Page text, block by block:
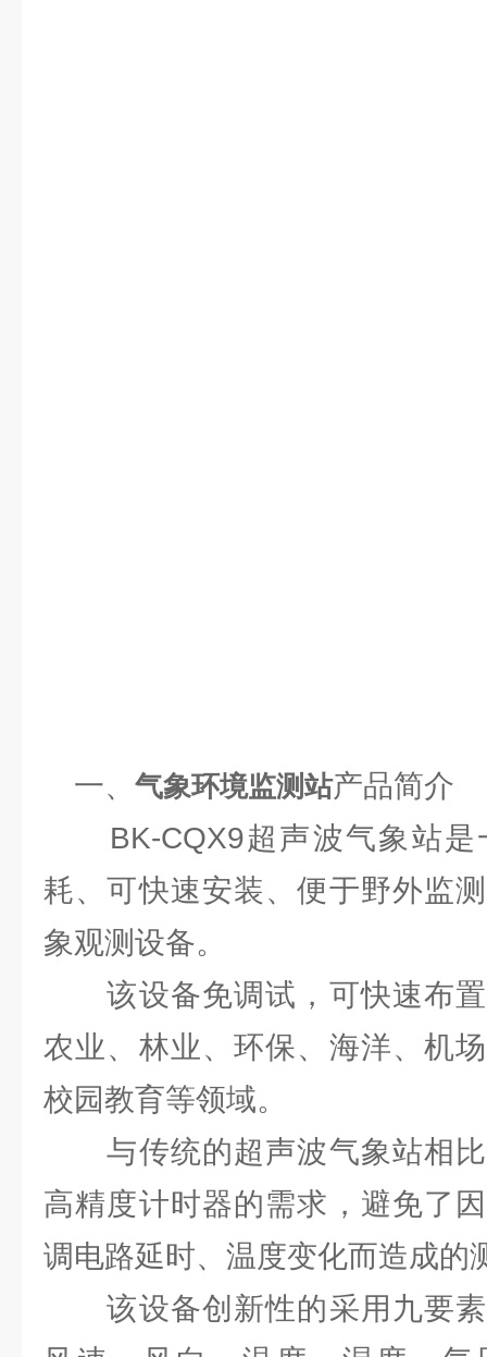
一、 气象环境监测站产品简介
BK-CQX9超声波气象站是
耗、可快速安装、便于野外监
象观测设备。
该设备免调试，可快速布置
农业、林业、环保、海洋、机
校园教育等领域。
与传统的超声波气象站相比
高精度计时器的需求，避免了
调电路延时、温度变化而造成的
该设备创新性的采用九要素